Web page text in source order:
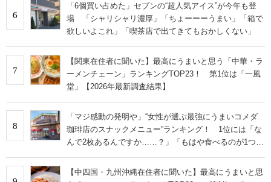
6
「6個買い占めた」セブンの“超人気アイス”が今年も登
場 「シャリシャリ濃厚」「ちょーーーうまい」「箱で
欲しいよこれ」「喫茶店で出てきてもおかしくない」
7
【関東在住者に聞いた】最高にうまいと思う「中華・ラ
ーメンチェーン」ランキングTOP23！ 第1位は「一風
堂」【2026年最新調査結果】
8
「マジ感動の発明や」“女性が選ぶ最強にうまいコメダ
珈琲店のスナックメニュー”ランキング！ 1位には「な
んで2枚あるんですか……？」「もはや食べるのが1つの
【中四国・九州沖縄在住者に聞いた】最高にうまいと思